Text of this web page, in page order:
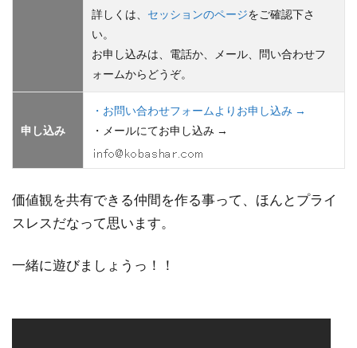
詳しくは、 セッションのページをご確認下さ
い。
お申し込みは、電話か、メール、問い合わせフ
ォームからどうぞ。
申し込み
・お問い合わせフォームよりお申し込み →
・メールにてお申し込み →
価値観を共有できる仲間を作る事って、ほんとプライ
スレスだなって思います。
一緒に遊びましょうっ！！